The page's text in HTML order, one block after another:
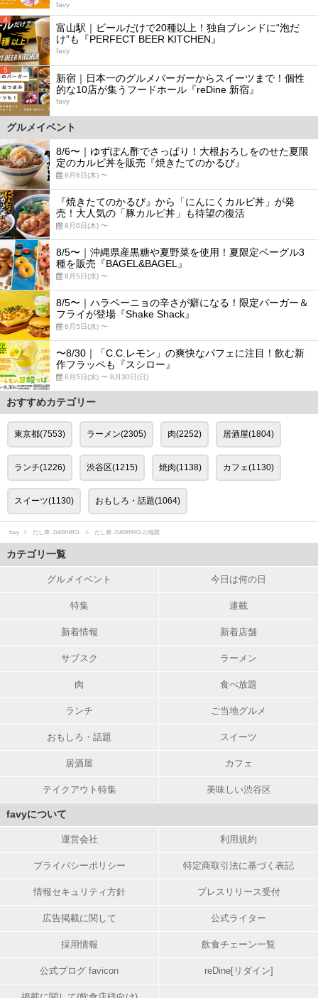
favy
4
富山駅｜ビールだけで20種以上！独自ブレンドに“泡だ
け”も『PERFECT BEER KITCHEN』
favy
5
新宿｜日本一のグルメバーガーからスイーツまで！個性
的な10店が集うフードホール『reDine 新宿』
favy
グルメイベント
8/6〜｜ゆずぽん酢でさっぱり！大根おろしをのせた夏限
定のカルビ丼を販売『焼きたてのかるび』
8月6日(木) 〜
『焼きたてのかるび』から「にんにくカルビ丼」が発
売！大人気の「豚カルビ丼」も待望の復活
8月6日(木) 〜
8/5〜｜沖縄県産黒糖や夏野菜を使用！夏限定ベーグル3
種を販売『BAGEL&BAGEL』
8月5日(水) 〜
8/5〜｜ハラペーニョの辛さが癖になる！限定バーガー＆
フライが登場『Shake Shack』
8月5日(水) 〜
〜8/30｜「C.C.レモン」の爽快なパフェに注目！飲む新
作フラッペも『スシロー』
8月5日(水) 〜 8月30日(日)
おすすめカテゴリー
東京都(7553) ラーメン(2305) 肉(2252) 居酒屋(1804)
ランチ(1226) 渋谷区(1215) 焼肉(1138) カフェ(1130)
スイーツ(1130) おもしろ・話題(1064)
favy だし廊 -DASHIRO- だし廊 -DASHIRO-の地図
カテゴリ一覧
グルメイベント 今日は何の日
特集 連載
新着情報 新着店舗
サブスク ラーメン
肉 食べ放題
ランチ ご当地グルメ
おもしろ・話題 スイーツ
居酒屋 カフェ
テイクアウト特集 美味しい渋谷区
favyについて
運営会社 利用規約
プライバシーポリシー 特定商取引法に基づく表記
情報セキュリティ方針 プレスリリース受付
広告掲載に関して 公式ライター
採用情報 飲食チェーン一覧
公式ブログ favicon reDine[リダイン]